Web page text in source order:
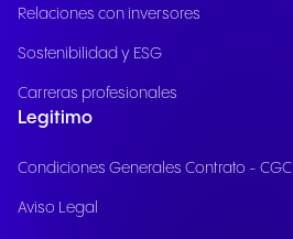
Relaciones con inversores
Sostenibilidad y ESG
Carreras profesionales
Legitimo
Condiciones Generales Contrato - CGC
Aviso Legal